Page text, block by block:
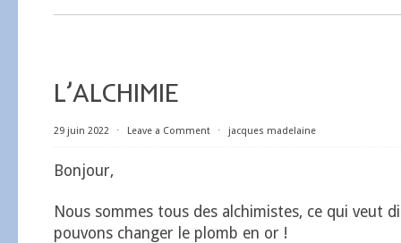
L’ALCHIMIE
29 juin 2022 ⋅ Leave a Comment ⋅ jacques madelaine
Bonjour,
Nous sommes tous des alchimistes, ce qui veut
pouvons changer le plomb en or !